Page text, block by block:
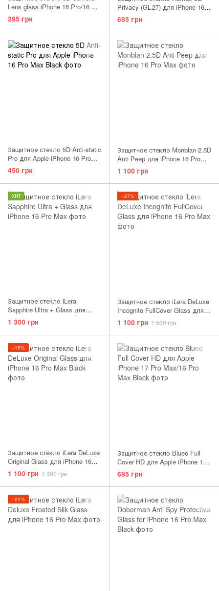
Lens glass iPhone 16 Pro/16 Pro
Max Natural Titanium
295 грн
Privacy (GL-27) для iPhone 16
Pro Max
695 грн
Защитное стекло 5D Anti-static
Pro для Apple iPhone 16 Pro
Max Black
450 грн
Защитное стекло Monblan 2.5D
Anti Peep для iPhone 16 Pro
Max
1 100 грн
ХИТ
Защитное стекло iLera
Sapphire Ultra + Glass для
iPhone 16 Pro Max
1 300 грн
−27%
Защитное стекло iLera DeLuxe
Incognito FullCover Glass для
iPhone 16 Pro Max
1 100 грн 1 500 грн
−15%
Защитное стекло iLera DeLuxe
Original Glass для iPhone 16
Pro Max Black
1 100 грн 1 300 грн
Защитное стекло Blueo Full
Cover HD для Apple iPhone 17
Pro Max/16 Pro Max Black
695 грн
−21%